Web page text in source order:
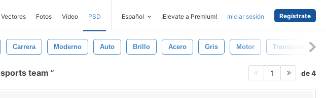
Vectores Fotos Vídeo PSD Español ¡Elevate a Premium! Iniciar sesión Regístrate
Carrera Moderno Auto Brillo Acero Gris Motor Transporte
sports team 1 de 4